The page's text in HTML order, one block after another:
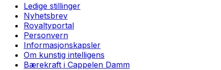
Ledige stillinger
Nyhetsbrev
Royaltyportal
Personvern
Informasjonskapsler
Om kunstig intelligens
Bærekraft i Cappelen Damm